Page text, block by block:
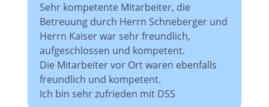
Sehr kompetente Mitarbeiter, die
Betreuung durch Herrn Schneberger und
Herrn Kaiser war sehr freundlich,
aufgeschlossen und kompetent.
Die Mitarbeiter vor Ort waren ebenfalls
freundlich und kompetent.
Ich bin sehr zufrieden mit DSS